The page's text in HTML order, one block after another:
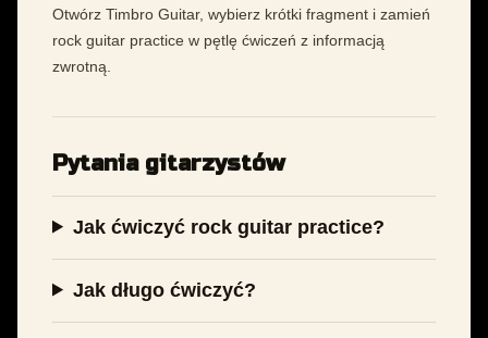
Otwórz Timbro Guitar, wybierz krótki fragment i zamień
rock guitar practice w pętlę ćwiczeń z informacją
zwrotną.
Pytania gitarzystów
Jak ćwiczyć rock guitar practice?
Jak długo ćwiczyć?